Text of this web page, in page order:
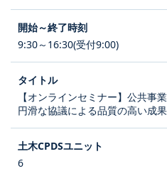
9:30～16:30(受付9:00)
【オンラインセミナー】公共事
円滑な協議による品質の高い成
6